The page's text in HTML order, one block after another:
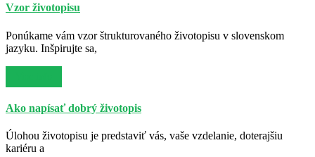
Vzor životopisu
Ponúkame vám vzor štrukturovaného životopisu v slovenskom
jazyku. Inšpirujte sa,
Ako napísať dobrý životopis
Úlohou životopisu je predstaviť vás, vaše vzdelanie, doterajšiu
kariéru a